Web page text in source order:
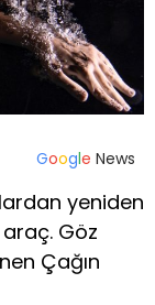
Google News
yeniden
Göz
Çağın